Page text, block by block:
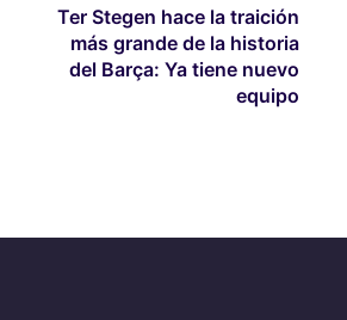
Ter Stegen hace la traición
más grande de la historia
del Barça: Ya tiene nuevo
equipo